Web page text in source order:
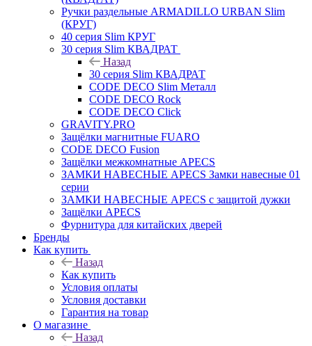
Ручки раздельные ARMADILLO URBAN Slim
(КРУГ)
40 серия Slim КРУГ
30 серия Slim КВАДРАТ
Назад
30 серия Slim КВАДРАТ
CODE DECO Slim Металл
CODE DECO Rock
CODE DECO Click
GRAVITY.PRO
Защёлки магнитные FUARO
CODE DECO Fusion
Защёлки межкомнатные APECS
ЗАМКИ НАВЕСНЫЕ APECS Замки навесные 01
серии
ЗАМКИ НАВЕСНЫЕ APECS с защитой дужки
Защёлки APECS
Фурнитура для китайских дверей
Бренды
Как купить
Назад
Как купить
Условия оплаты
Условия доставки
Гарантия на товар
О магазине
Назад